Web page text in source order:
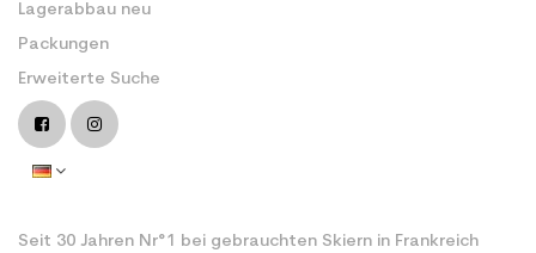
Lagerabbau neu
Packungen
Erweiterte Suche
Seit 30 Jahren Nr°1 bei gebrauchten Skiern in Frankreich